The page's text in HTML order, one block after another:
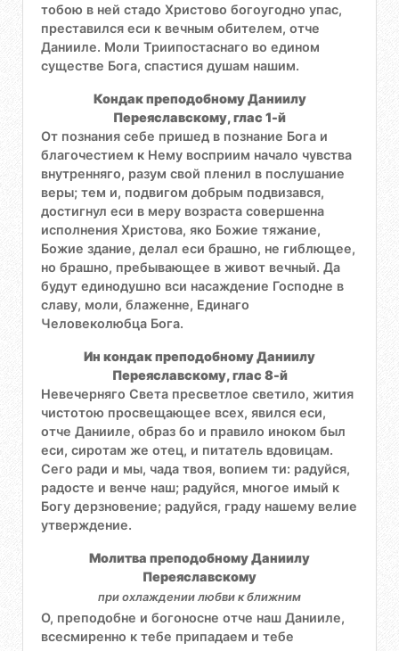
тобою в ней стадо Христово богоугодно упас,
преставился еси к вечным обителем, отче
Данииле. Моли Триипостаснаго во едином
существе Бога, спастися душам нашим.
Кондак преподобному Даниилу
Переяславскому, глас 1-й
От познания себе пришед в познание Бога и
благочестием к Нему восприим начало чувства
внутренняго, разум свой пленил в послушание
веры; тем и, подвигом добрым подвизався,
достигнул еси в меру возраста совершенна
исполнения Христова, яко Божие тяжание,
Божие здание, делал еси брашно, не гиблющее,
но брашно, пребывающее в живот вечный. Да
будут единодушно вси насаждение Господне в
славу, моли, блаженне, Единаго
Человеколюбца Бога.
Ин кондак преподобному Даниилу
Переяславскому, глас 8-й
Невечерняго Света пресветлое светило, жития
чистотою просвещающее всех, явился еси,
отче Данииле, образ бо и правило иноком был
еси, сиротам же отец, и питатель вдовицам.
Сего ради и мы, чада твоя, вопием ти: радуйся,
радосте и венче наш; радуйся, многое имый к
Богу дерзновение; радуйся, граду нашему велие
утверждение.
Молитва преподобному Даниилу
Переяславскому
при охлаждении любви к ближним
О, преподобне и богоносне отче наш Данииле,
всесмиренно к тебе припадаем и тебе